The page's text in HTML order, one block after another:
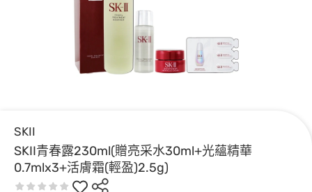
SKII
SKII青春露230ml(贈亮采水30ml+光蘊精華
0.7mlx3+活膚霜(輕盈)2.5g)